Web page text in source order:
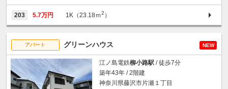
203 5.7万円 1K（23.18ｍ2 ）
アパート グリーンハウス NEW
江ノ島電鉄柳小路駅 / 徒歩7分
築年43年 / 2階建
神奈川県藤沢市片瀬１丁目